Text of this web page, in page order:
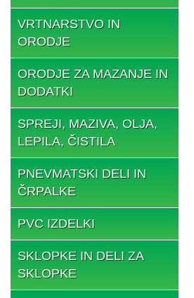
VRTNARSTVO IN
ORODJE
ORODJE ZA MAZANJE IN
DODATKI
SPREJI, MAZIVA, OLJA,
LEPILA, ČISTILA
PNEVMATSKI DELI IN
ČRPALKE
PVC IZDELKI
SKLOPKE IN DELI ZA
SKLOPKE